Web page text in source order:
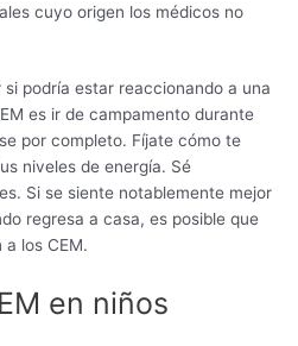
cuyo origen los médicos no
podría estar reaccionando a una
es ir de campamento durante
por completo. Fíjate cómo te
niveles de energía. Sé
Si se siente notablemente mejor
regresa a casa, es posible que
los CEM.
en niños